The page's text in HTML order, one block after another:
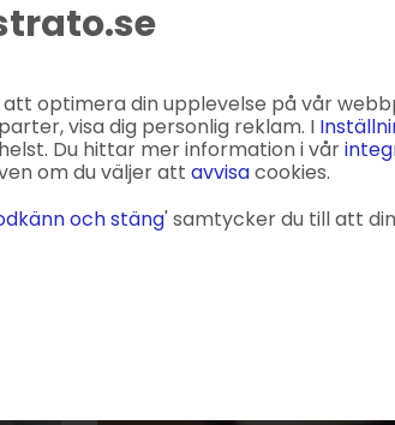
6.5, går nu att ladda ner. Uppdateringen
funktioner. I denna blogg går vi igenom
att optimera din upplevelse på vår
visa dig personlig reklam. I
Du hittar mer information i vår
om du väljer att avvisacookies.
och stäng' samtycker du till att